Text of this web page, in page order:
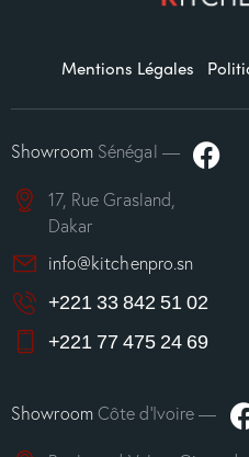
Mentions Légales
ShowroomSénégal —
17, Rue Grasland,
Dakar
info@kitchenpro.sn
+221 33 842 51 02
+221 77 475 24 69
ShowroomCôte d’Ivoire —